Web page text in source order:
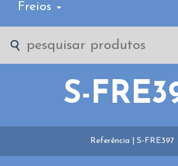
Freios
S-
Referência | S-FRE397